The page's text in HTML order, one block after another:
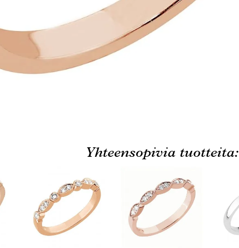
Yhteensopivia tuotteita: